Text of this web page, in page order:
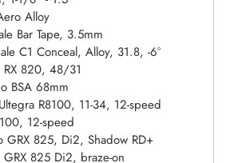
Alloy
Bar Tape, 3.5mm
C1 Conceal, Alloy, 31.8, -6°
RX 820, 48/31
BSA 68mm
R8100, 11-34, 12-speed
12-speed
GRX 825, Di2, Shadow RD+
GRX 825 Di2, braze-on